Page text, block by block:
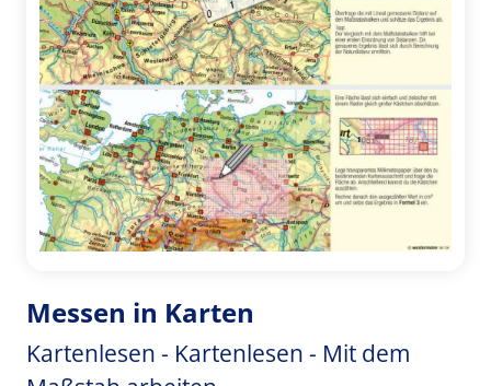
Messen in Karten
Kartenlesen - Kartenlesen - Mit dem